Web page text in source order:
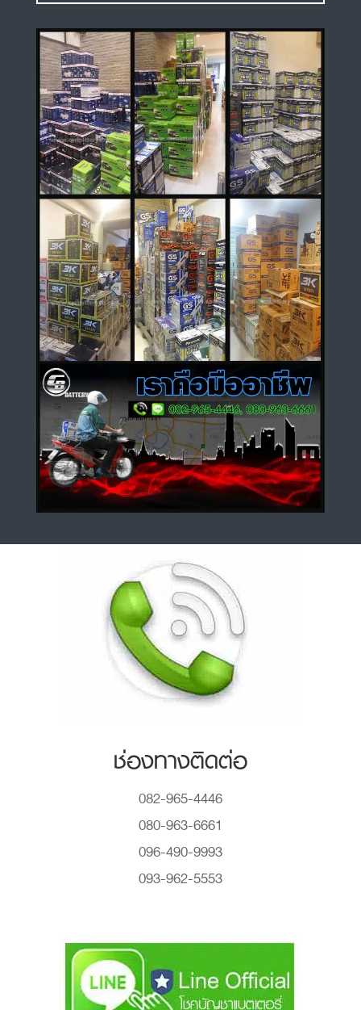
ช่องทางติดต่อ
082-965-4446
080-963-6661
096-490-9993
093-962-5553